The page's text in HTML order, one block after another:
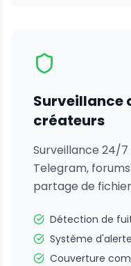
Surveillance
créateurs
Surveillance 24/7
Telegram,
partage de
Détection de
Système
Couverture